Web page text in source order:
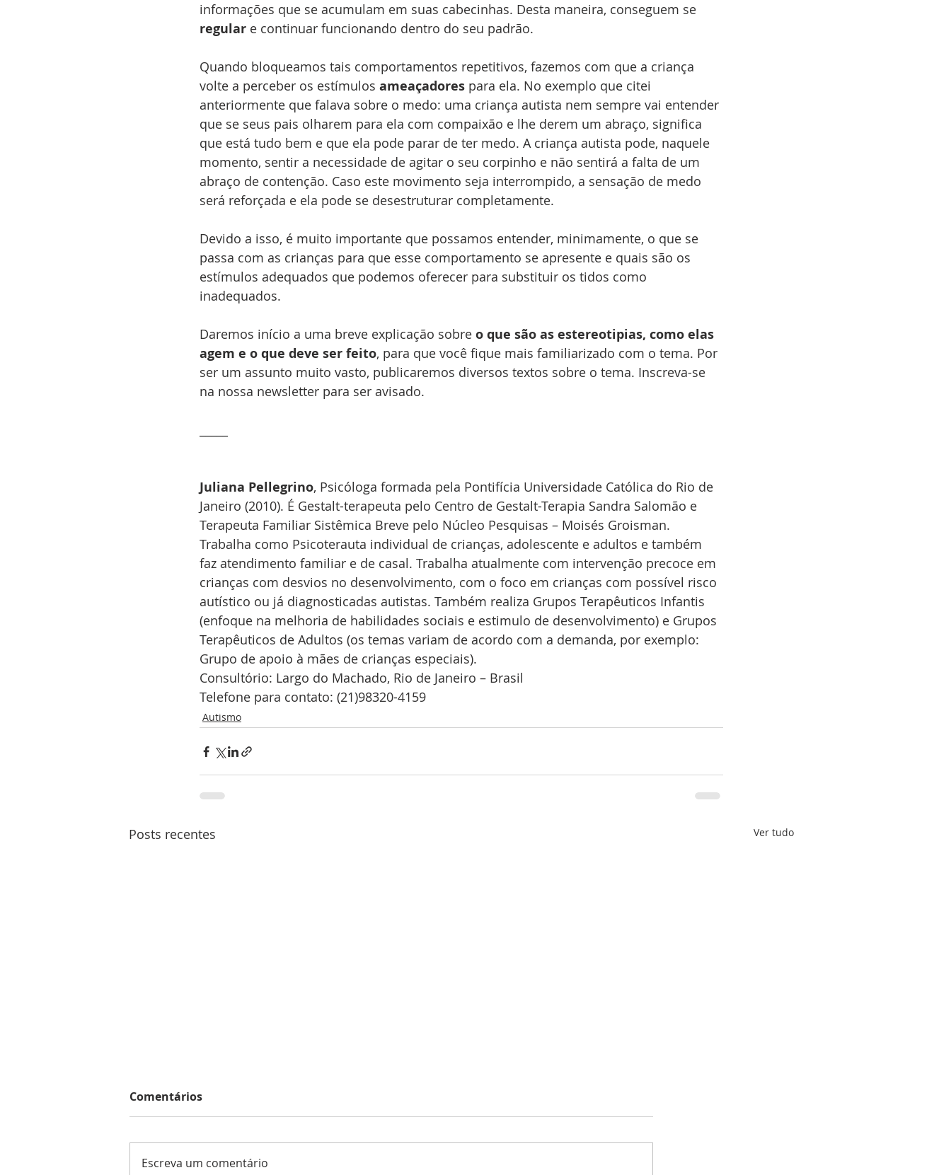
informações que se acumulam em suas cabecinhas. Desta maneira, conseguem se
regular e continuar funcionando dentro do seu padrão.
Quando bloqueamos tais comportamentos repetitivos, fazemos com que a criança
volte a perceber os estímulos ameaçadores para ela. No exemplo que citei
anteriormente que falava sobre o medo: uma criança autista nem sempre vai entender
que se seus pais olharem para ela com compaixão e lhe derem um abraço, significa
que está tudo bem e que ela pode parar de ter medo. A criança autista pode, naquele
momento, sentir a necessidade de agitar o seu corpinho e não sentirá a falta de um
abraço de contenção. Caso este movimento seja interrompido, a sensação de medo
será reforçada e ela pode se desestruturar completamente.
Devido a isso, é muito importante que possamos entender, minimamente, o que se
passa com as crianças para que esse comportamento se apresente e quais são os
estímulos adequados que podemos oferecer para substituir os tidos como
inadequados.
Daremos início a uma breve explicação sobre o que são as estereotipias, como elas
agem e o que deve ser feito, para que você fique mais familiarizado com o tema. Por
ser um assunto muito vasto, publicaremos diversos textos sobre o tema. Inscreva-se
na nossa newsletter para ser avisado.
Juliana Pellegrino, Psicóloga formada pela Pontifícia Universidade Católica do Rio de
Janeiro (2010). É Gestalt-terapeuta pelo Centro de Gestalt-Terapia Sandra Salomão e
Terapeuta Familiar Sistêmica Breve pelo Núcleo Pesquisas – Moisés Groisman.
Trabalha como Psicoterauta individual de crianças, adolescente e adultos e também
faz atendimento familiar e de casal. Trabalha atualmente com intervenção precoce em
crianças com desvios no desenvolvimento, com o foco em crianças com possível risco
autístico ou já diagnosticadas autistas. Também realiza Grupos Terapêuticos Infantis
(enfoque na melhoria de habilidades sociais e estimulo de desenvolvimento) e Grupos
Terapêuticos de Adultos (os temas variam de acordo com a demanda, por exemplo:
Grupo de apoio à mães de crianças especiais).
Consultório: Largo do Machado, Rio de Janeiro – Brasil
Telefone para contato: (21)98320-4159
Autismo
Posts recentes Ver tudo
Comentários
Escreva um comentário